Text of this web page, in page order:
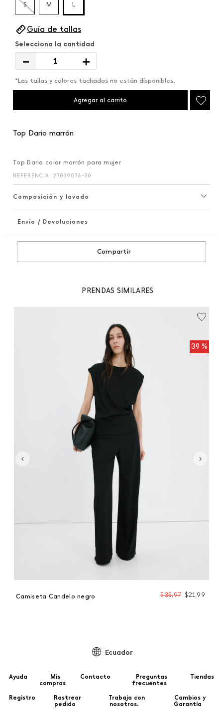
S M L
Guía de tallas
＋
－
*Las tallas y colores tachados no están disponibles.
Agregar al carrito
Top Dario marrón
Top Dario color marrón para mujer
REFERENCIA : 27039076-30
Composición y lavado
Envío / Devoluciones
Compartir
PRENDAS SIMILARES
39 %
Camiseta Candelo negro $35,97 $21,99
Ecuador
Ayuda
Mis
compras
Contacto
Preguntas
frecuentes
Tiendas
Registro
Rastrear
pedido
Trabaja con
nosotros.
Cambios y
Garantía